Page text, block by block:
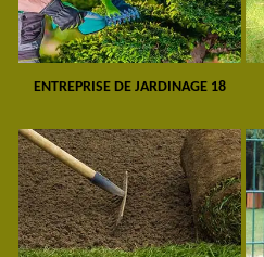
ENTREPRISE DE JARDINAGE 18